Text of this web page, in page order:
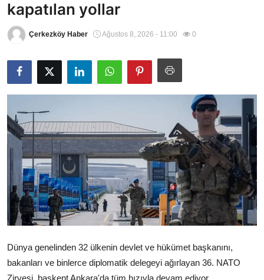
Magazin Haberleri
Teknoloji Haberleri
Dünya Haberleri
Çerkezköy
kapatılan yollar
Çerkezköy Haber Ağustos 8, 2026 - 11:00 0
Dünya genelinden 32 ülkenin devlet ve hükümet başkanını,
bakanları ve binlerce diplomatik delegeyi ağırlayan 36. NATO
Zirvesi, başkent Ankara'da tüm hızıyla devam ediyor.